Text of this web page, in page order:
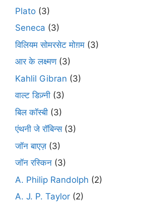
Plato (3)
Seneca (3)
विलियम सोमरसेट मोग़म (3)
आर के लक्ष्मण(3)
Kahlil Gibran (3)
वाल्ट डिज़्नी (3)
बिल कॉस्बी (3)
एंथनी जे रॉबिन्स(3)
जॉन बाएज़ (3)
जॉन रस्किन (3)
A. Philip Randolph (2)
A. J. P. Taylor (2)